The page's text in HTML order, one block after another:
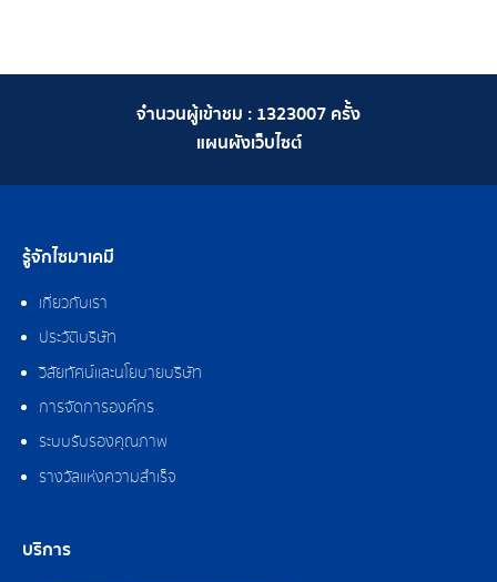
จำนวนผู้เข้าชม : 1323007 ครั้ง
แผนผังเว็บไซต์
รู้จักไซมาเคมี
เกี่ยวกับเรา
ประวัติบริษัท
วิสัยทัศน์และนโยบายบริษัท
การจัดการองค์กร
ระบบรับรองคุณภาพ
รางวัลแห่งความสำเร็จ
บริการ